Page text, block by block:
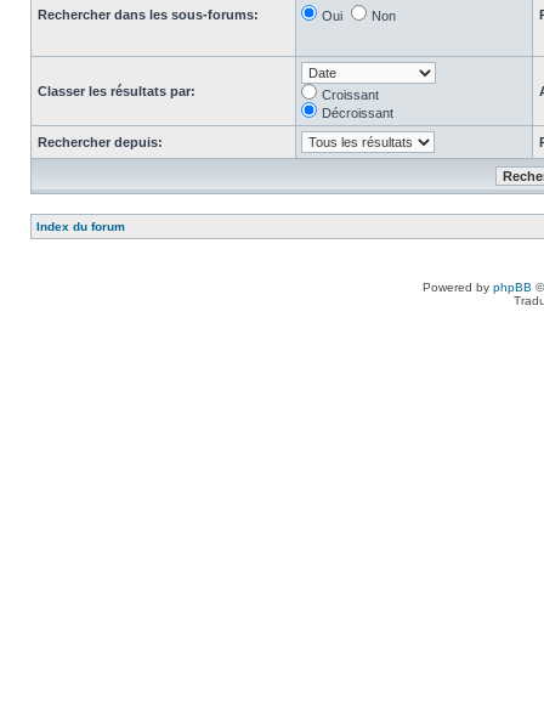
Rechercher dans les sous-forums: Oui Non
Classer les résultats par:
Croissant
Décroissant
Rechercher depuis:
Index du forum
Powered by phpBB